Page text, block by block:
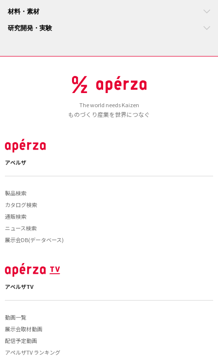
材料・素材
研究開発・実験
The world needs Kaizen
ものづくり産業を世界につなぐ
アペルザ
製品検索
カタログ検索
通販検索
ニュース検索
展示会DB(データベース)
アペルザTV
動画一覧
展示会取材動画
配信予定動画
アペルザTV ランキング